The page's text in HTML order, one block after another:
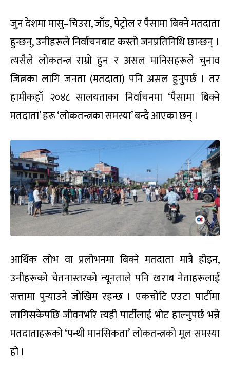
जुन देशमा मासु–चिउरा, जाँड, पेट्रोल र पैसामा बिक्ने मतदाता
हुन्छन्, उनीहरूले निर्वाचनबाट कस्तो जनप्रतिनिधि छान्छन् ।
त्यसैले लोकतन्त्र राम्रो हुन र असल मानिसहरूले चुनाव
जित्नका लागि जनता (मतदाता) पनि असल हुनुपर्छ । तर
हामीकहाँ २०४८ सालयताका निर्वाचनमा ‘पैसामा बिक्ने
मतदाता’ हरू ‘लोकतन्त्रका समस्या’ बन्दै आएका छन् ।
आर्थिक लोभ वा प्रलोभनमा बिक्ने मतदाता मात्रै होइन,
उनीहरूको चेतनास्तरको न्यूनताले पनि खराब नेताहरूलाई
सत्तामा पुर्‍याउने जोखिम रहन्छ । एकचोटि एउटा पार्टीमा
लागिसकेपछि जीवनभरि त्यही पार्टीलाई भोट हाल्नुपर्छ भन्ने
मतदाताहरूको ‘पन्थी मानसिकता’ लोकतन्त्रको मूल समस्या
हो ।